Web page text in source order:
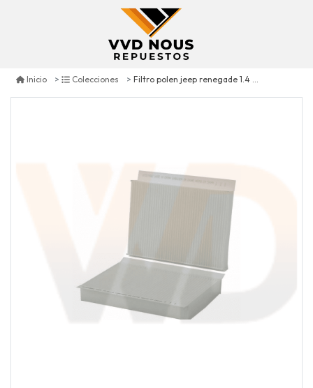
Inicio Colecciones Filtro polen jeep renegade 1.4 2015/2018